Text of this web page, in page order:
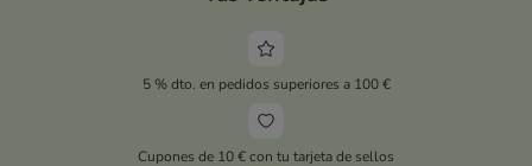
5 % dto. en pedidos superiores a 100 €
Cupones de 10 € con tu tarjeta de sellos